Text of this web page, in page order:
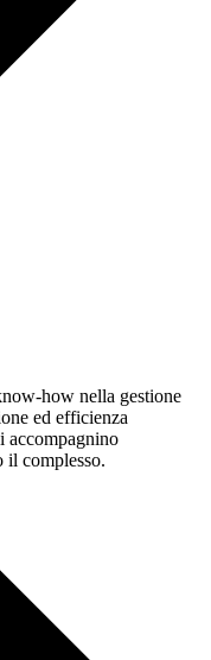
how nella gestione
ed efficienza
accompagnino
il complesso.